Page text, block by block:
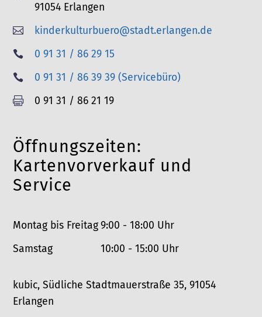
91054 Erlangen
 kinderkulturbuero@stadt.erlangen.de

T
e
n
0 91 31 / 86 29 15

T
e
f
o
n
0 91 31 / 86 39 39 (Servicebüro)

F
0 91 31 / 86 21 19
Öffnungszeiten:
Kartenvorverkauf und
Service
Montag bis Freitag 9:00 - 18:00 Uhr
Samstag
10:00 - 15:00 Uhr
kubic, Südliche Stadtmauerstraße 35, 91054
Erlangen